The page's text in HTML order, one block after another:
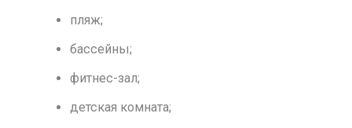
пляж;
бассейны;
фитнес-зал;
детская комната;